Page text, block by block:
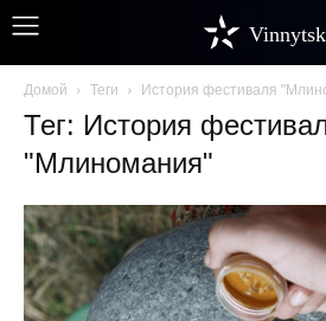
Домой Теги История фестиваля
Тег: История
"Млиномания"